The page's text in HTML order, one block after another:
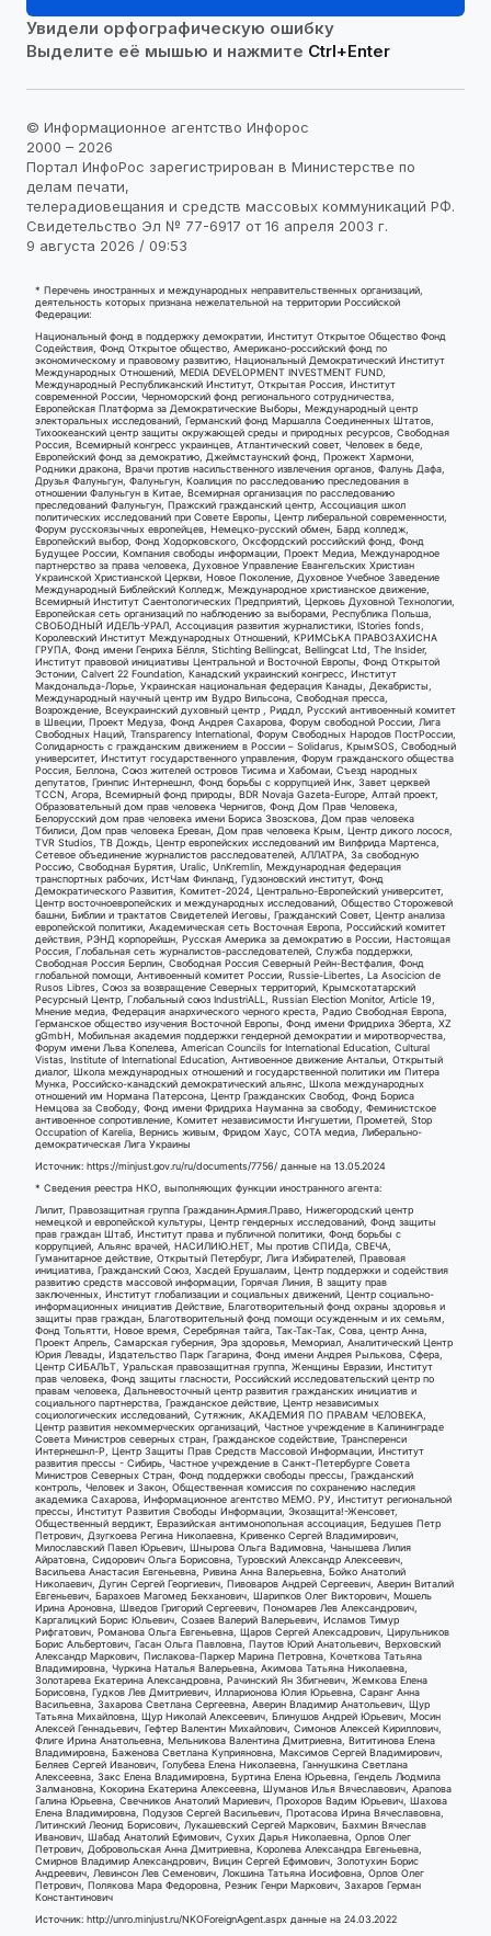
Увидели орфографическую ошибку
Выделите её мышью и нажмите Ctrl+Enter
© Информационное агентство Инфорос
2000 – 2026
Портал ИнфоРос зарегистрирован в Министерстве по
делам печати,
телерадиовещания и средств массовых коммуникаций РФ.
Свидетельство Эл № 77-6917 от 16 апреля 2003 г.
9 августа 2026 / 09:53